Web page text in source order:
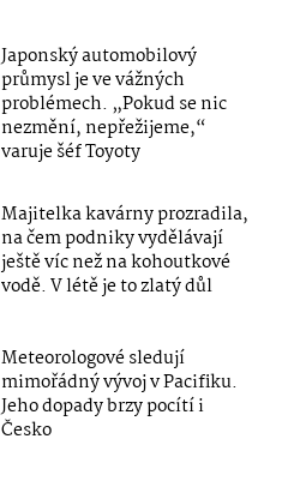
Japonský automobilový
průmysl je ve vážných
problémech. „Pokud se nic
nezmění, nepřežijeme,“
varuje šéf Toyoty
Majitelka kavárny prozradila,
na čem podniky vydělávají
ještě víc než na kohoutkové
vodě. V létě je to zlatý důl
Meteorologové sledují
mimořádný vývoj v Pacifiku.
Jeho dopady brzy pocítí i
Česko